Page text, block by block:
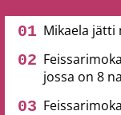
Mikaela jätti
jossa on 8